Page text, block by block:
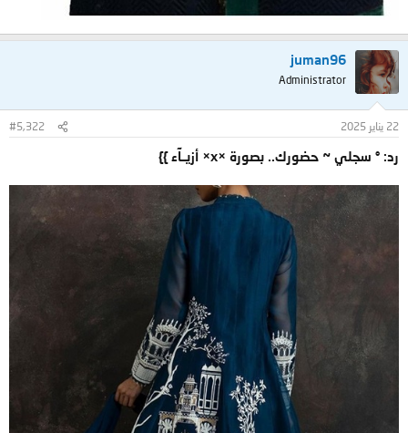
juman96
Administrator
22 يناير 2025 #5,322
رد: ° سجلي ~ حضورك.. بصورة ×x× أزيــآء }}